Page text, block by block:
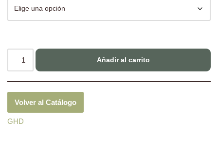
Añadir al carrito
Volver al Catálogo
GHD